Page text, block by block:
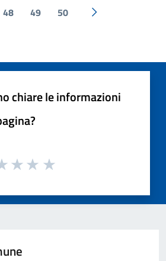
48 49 50 Pagina
chiare le informazioni